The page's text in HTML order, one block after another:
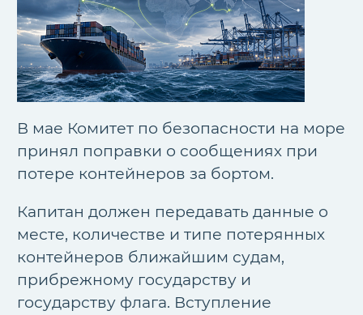
В мае Комитет по безопасности на море
принял поправки о сообщениях при
потере контейнеров за бортом.
Капитан должен передавать данные о
месте, количестве и типе потерянных
контейнеров ближайшим судам,
прибрежному государству и
государству флага. Вступление